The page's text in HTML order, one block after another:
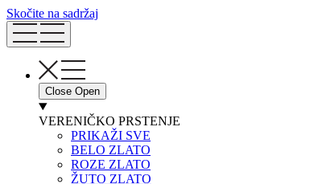
Skočite na sadržaj
Close Open
VERENIČKO PRSTENJE
PRIKAŽI SVE
BELO ZLATO
ROZE ZLATO
ŽUTO ZLATO